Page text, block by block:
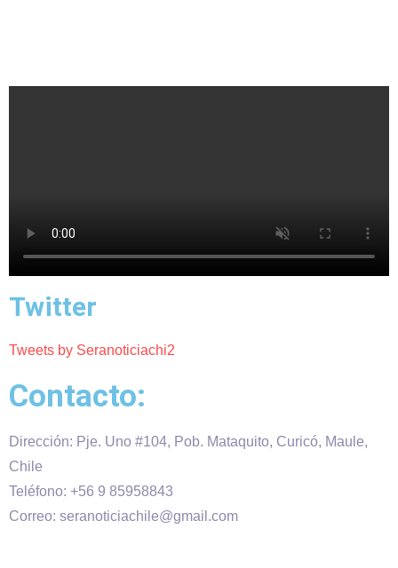
Twitter
Tweets by Seranoticiachi2
Contacto:
Dirección: Pje. Uno #104, Pob. Mataquito, Curicó, Maule,
Chile
Teléfono: +56 9 85958843
Correo: seranoticiachile@gmail.com